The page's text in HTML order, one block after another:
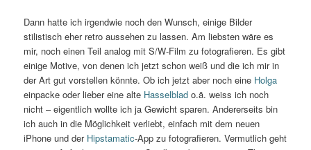
Dann hatte ich irgendwie noch den Wunsch, einige Bilder
stilistisch eher retro aussehen zu lassen. Am liebsten wäre es
mir, noch einen Teil analog mit S/W-Film zu fotografieren. Es gibt
einige Motive, von denen ich jetzt schon weiß und die ich mir in
der Art gut vorstellen könnte. Ob ich jetzt aber noch eine Holga
einpacke oder lieber eine alte Hasselblad o.ä. weiss ich noch
nicht – eigentlich wollte ich ja Gewicht sparen. Andererseits bin
ich auch in die Möglichkeit verliebt, einfach mit dem neuen
iPhone und der Hipstamatic-App zu fotografieren. Vermutlich geht